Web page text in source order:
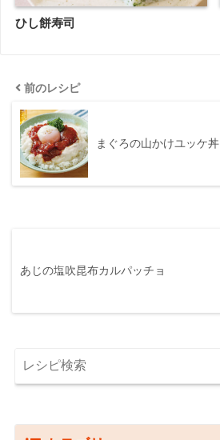
ひし餅寿司
前のレシピ
まぐろの山かけユッケ丼
あじの塩吹昆布カルパッチョ